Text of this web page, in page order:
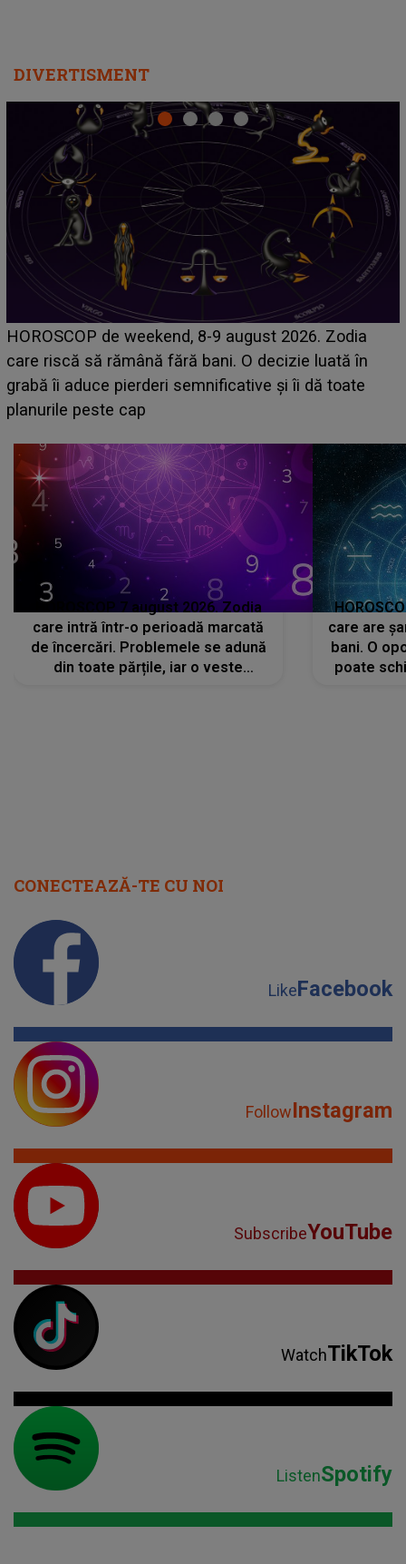
DIVERTISMENT
Emanuel a ținut ACEST DETALIU ASCUNS până
acum! În fața Alexandrei, concurentul din Casa Iubirii
face o MĂRTURISIRE NEAȘTEPTATĂ despre mama
sa: "I-am spus și ei în față, eu nu te iubesc pentru
HOROSCOP 7 august 2026. Zodia
care intră într-o perioadă marcată
de încercări. Problemele se adună
din toate părțile, iar o veste
care are
bani. O
poate
CONECTEAZĂ-TE CU NOI
LikeFacebook
FollowInstagram
SubscribeYouTube
WatchTikTok
ListenSpotify